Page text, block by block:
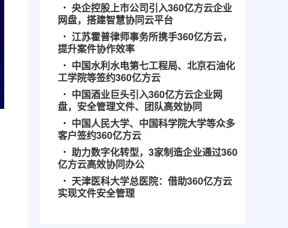
央企控股上市公司引入360亿方云企业
网盘，搭建智慧协同云平台
江苏霍普律师事务所携手360亿方云，
提升案件协作效率
中国水利水电第七工程局、北京石油化
工学院等签约360亿方云
中国酒业巨头引入360亿方云企业网
盘，安全管理文件、团队高效协同
中国人民大学、中国科学院大学等众多
客户签约360亿方云
助力数字化转型，3家制造企业通过360
亿方云高效协同办公
天津医科大学总医院：借助360亿方云
实现文件安全管理